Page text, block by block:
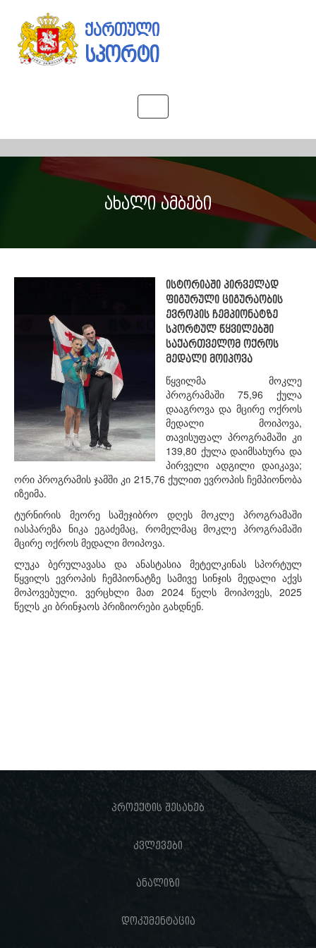
ქართული
სპორტი
navigation
ახალი ამბები
ისტორიაში პირველად
ფიგურული ციგურაობის
ევროპის ჩემპიონატზე
სპორტულ წყვილებში
საქართველომ ოქროს
მედალი მოიპოვა
წყვილმა მოკლე
პროგრამაში 75,96 ქულა
დააგროვა და მცირე ოქროს
მედალი მოიპოვა,
თავისუფალ პროგრამაში კი
139,80 ქულა დაიმსახურა და
პირველი ადგილი დაიკავა;
ორი პროგრამის ჯამში კი 215,76 ქულით ევროპის ჩემპიონობა
იზეიმა.
ტურნირის მეორე საშეჯიბრო დღეს მოკლე პროგრამაში
იასპარეზა ნიკა ეგაძემაც, რომელმაც მოკლე პროგრამაში
მცირე ოქროს მედალი მოიპოვა.
ლუკა ბერულავასა და ანასტასია მეტელკინას სპორტულ
წყვილს ევროპის ჩემპიონატზე სამივე სინჯის მედალი აქვს
მოპოვებული. ვერცხლი მათ 2024 წელს მოიპოვეს, 2025
წელს კი ბრინჯაოს პრიზიორები გახდნენ.
პროექტის შესახებ
კვლევები
ანალიზი
დოკუმენტაცია